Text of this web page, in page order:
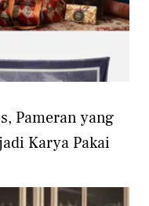
Pameran yang
Karya Pakai